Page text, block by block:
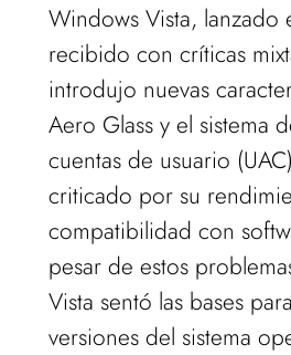
Windows Vista, lanzado
recibido con críticas
introdujo nuevas
Aero Glass y el sistema
cuentas de usuario
criticado por su
compatibilidad con
pesar de estos
Vista sentó las bases
versiones del sistema